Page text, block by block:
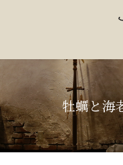
牡蠣と海